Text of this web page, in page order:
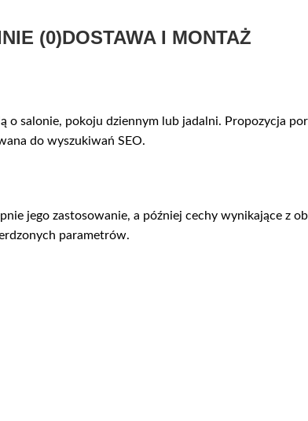
(0)DOSTAWA I MONTAŻ
o salonie, pokoju dziennym lub jadalni. Propozycja
do wyszukiwań SEO.
jego zastosowanie, a później cechy wynikające z
parametrów.